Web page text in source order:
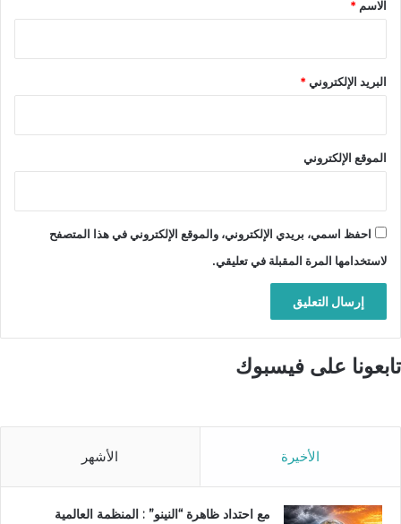
الاسم *
البريد الإلكتروني*
الموقع الإلكتروني
احفظ اسمي، بريدي الإلكتروني، والموقع الإلكتروني في هذا المتصفح
لاستخدامها المرة المقبلة في تعليقي.
تابعونا على فيسبوك
الأخيرة الأشهر
مع احتداد ظاهرة “النينو” : المنظمة العالمية